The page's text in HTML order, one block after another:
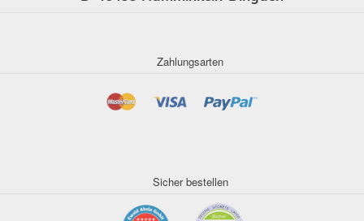
Zahlungsarten
Sicher bestellen